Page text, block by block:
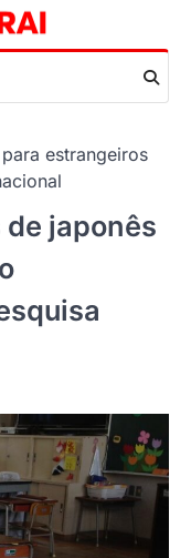
estrangeiros
japonês